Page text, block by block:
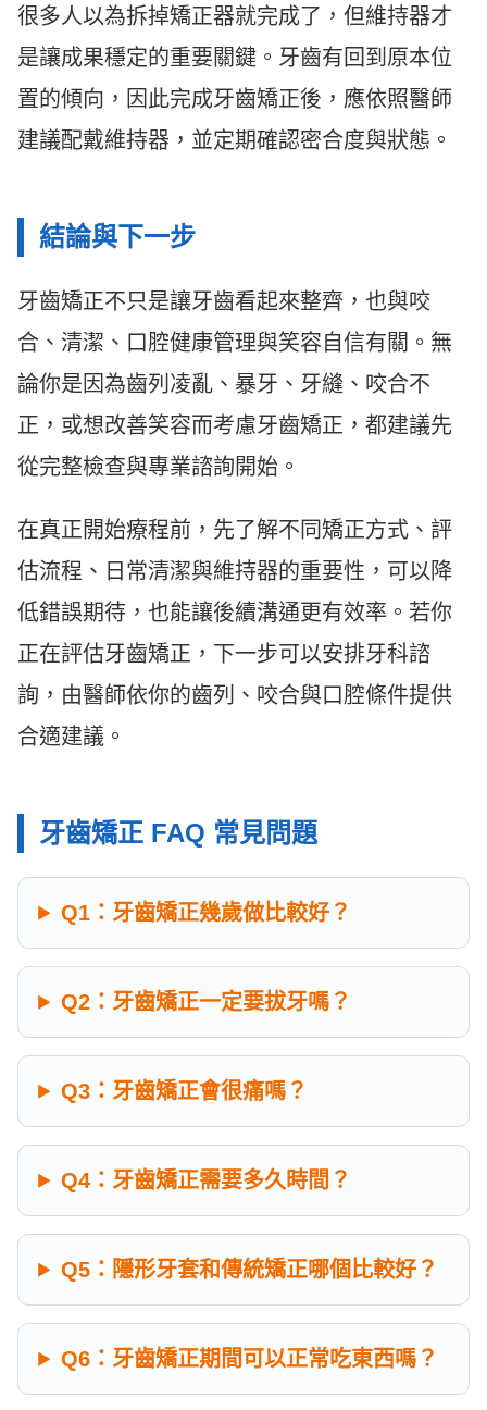
很多人以為拆掉矯正器就完成了，但維持器才
是讓成果穩定的重要關鍵。牙齒有回到原本位
置的傾向，因此完成牙齒矯正後，應依照醫師
建議配戴維持器，並定期確認密合度與狀態。
結論與下一步
牙齒矯正不只是讓牙齒看起來整齊，也與咬
合、清潔、口腔健康管理與笑容自信有關。無
論你是因為齒列凌亂、暴牙、牙縫、咬合不
正，或想改善笑容而考慮牙齒矯正，都建議先
從完整檢查與專業諮詢開始。
在真正開始療程前，先了解不同矯正方式、評
估流程、日常清潔與維持器的重要性，可以降
低錯誤期待，也能讓後續溝通更有效率。若你
正在評估牙齒矯正，下一步可以安排牙科諮
詢，由醫師依你的齒列、咬合與口腔條件提供
合適建議。
牙齒矯正 FAQ 常見問題
Q1：牙齒矯正幾歲做比較好？
Q2：牙齒矯正一定要拔牙嗎？
Q3：牙齒矯正會很痛嗎？
Q4：牙齒矯正需要多久時間？
Q5：隱形牙套和傳統矯正哪個比較好？
Q6：牙齒矯正期間可以正常吃東西嗎？